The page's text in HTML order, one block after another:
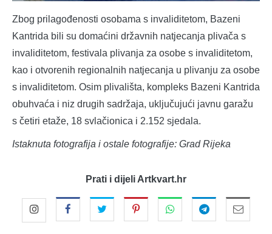
Zbog prilagođenosti osobama s invaliditetom, Bazeni
Kantrida bili su domaćini državnih natjecanja plivača s
invaliditetom, festivala plivanja za osobe s invaliditetom,
kao i otvorenih regionalnih natjecanja u plivanju za osobe
s invaliditetom. Osim plivališta, kompleks Bazeni Kantrida
obuhvaća i niz drugih sadržaja, uključujući javnu garažu
s četiri etaže, 18 svlačionica i 2.152 sjedala.
Istaknuta fotografija i ostale fotografije: Grad Rijeka
Prati i dijeli Artkvart.hr